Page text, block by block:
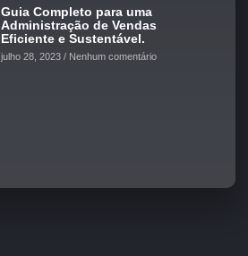
Guia Completo para uma
Administração de Vendas
Eficiente e Sustentável.
julho 28, 2023 Nenhum comentário